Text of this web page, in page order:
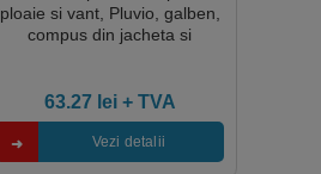
ploaie si vant, Pluvio, galben,
compus din jacheta si
63.27 lei+ TVA
Vezi detalii